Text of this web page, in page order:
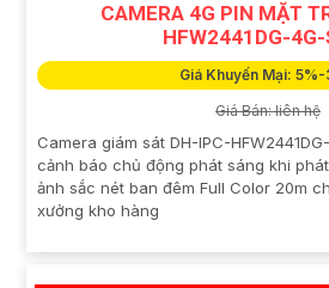
CAMERA 4G PIN MẶT
HFW2441DG-
Giá Khuyến Mại: 5%-
Giá Bán: liên hệ
Camera giám sát DH-IPC-
cảnh báo chủ động phát sáng khi
ảnh sắc nét ban đêm Full Color 20m
xưởng kho hàng